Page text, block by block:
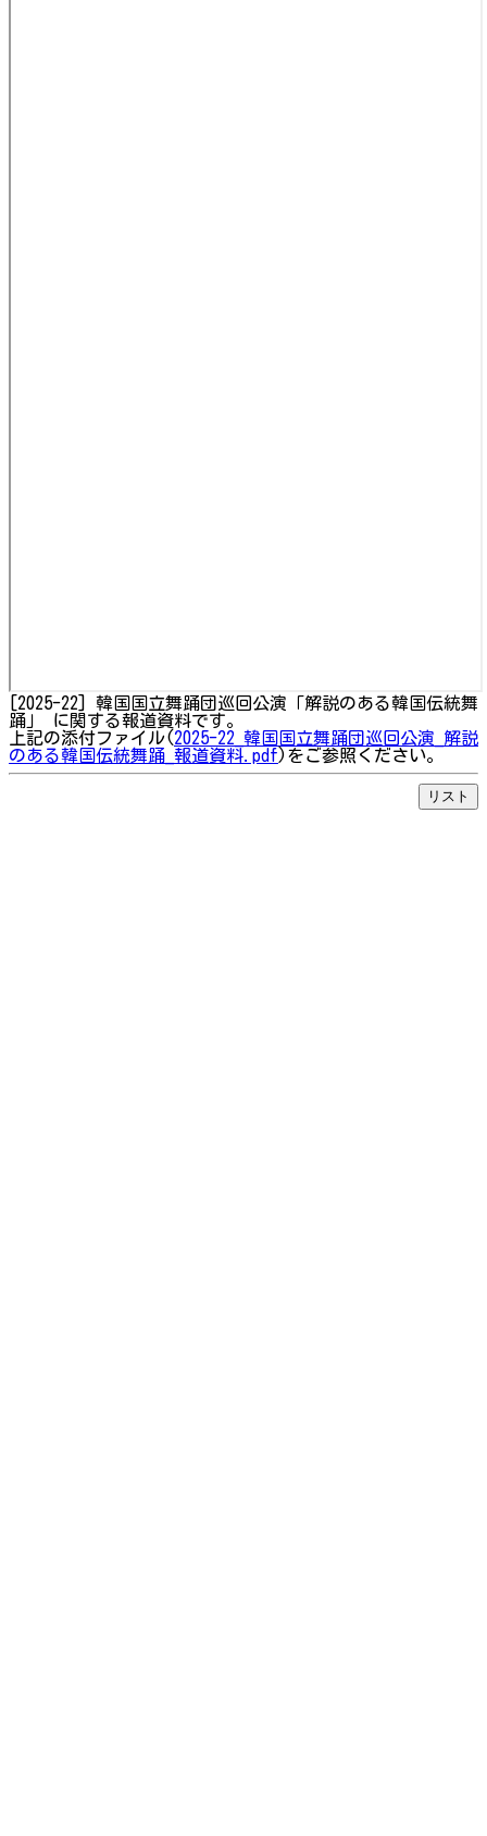
[2025-22] 韓国国立舞踊団巡回公演「解説のある韓国伝統舞
踊」 に関する報道資料です。
上記の添付ファイル(2025-22_韓国国立舞踊団巡回公演_解説
のある韓国伝統舞踊_報道資料.pdf)をご参照ください。
リスト